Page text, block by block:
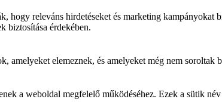
hogy releváns hirdetéseket és marketing
biztosítása érdekében.
amelyeket elemeznek, és amelyeket még nem soroltak
a weboldal megfelelő működéséhez. Ezek a sütik